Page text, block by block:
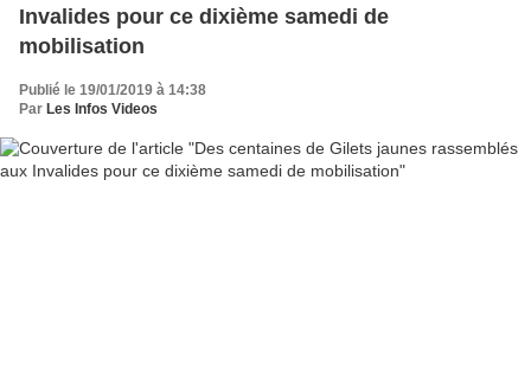
Invalides pour ce dixième samedi de
mobilisation
Publié le 19/01/2019 à 14:38
Par Les Infos Videos